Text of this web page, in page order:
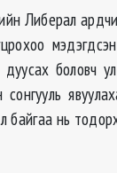
Либерал
боловч
байгаа нь